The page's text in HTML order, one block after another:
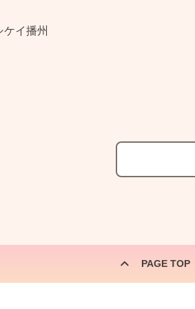
ケイ播州
PAGE TOP